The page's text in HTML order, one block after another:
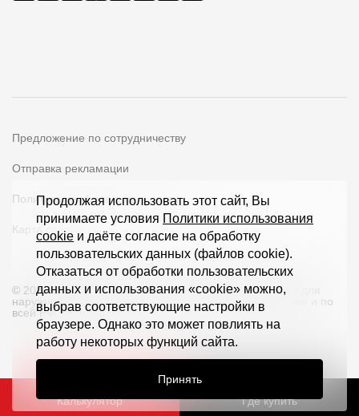
Предложение по сотрудничеству
Отправка рекламации
Политика конфиденциальности
Карта сайта
© 2026 ООО «Дёке Экстружн» - производство товаров для
наружной отделки загородных домов и кровли в Москве и по
всей РФ
Калькулятор Где купить
Продолжая использовать этот сайт, Вы
принимаете условия Политики использования
cookie и даёте согласие на обработку
пользовательских данных (файлов cookie).
Отказаться от обработки пользовательских
данных и использования «cookie» можно,
выбрав соответствующие настройки в
браузере. Однако это может повлиять на
работу некоторых функций сайта.
Принять